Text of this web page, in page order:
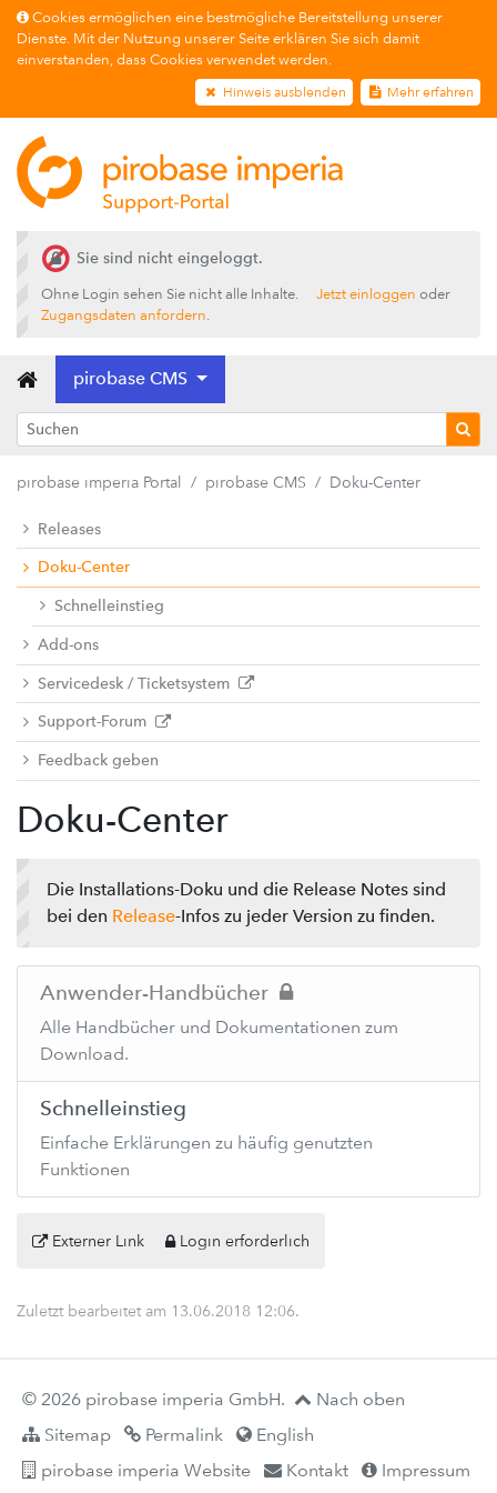
Cookies ermöglichen eine bestmögliche Bereitstellung unserer
Dienste. Mit der Nutzung unserer Seite erklären Sie sich damit
einverstanden, dass Cookies verwendet werden.
Hinweis ausblenden Mehr erfahren
Sie sind nicht eingeloggt.
Ohne Login sehen Sie nicht alle Inhalte. Jetzt einloggen oder
Zugangsdaten anfordern.
pirobase CMS
pirobase imperia Portal pirobase CMS Doku-Center
Releases
Doku-Center
Schnelleinstieg
Add-ons
Servicedesk / Ticketsystem
Support-Forum
Feedback geben
Doku-Center
Die Installations-Doku und die Release Notes sind
bei den Release-Infos zu jeder Version zu finden.
Anwender-Handbücher
Alle Handbücher und Dokumentationen zum
Download.
Schnelleinstieg
Einfache Erklärungen zu häufig genutzten
Funktionen
Externer Link Login erforderlich
Zuletzt bearbeitet am 13.06.2018 12:06.
© 2026 pirobase imperia GmbH.
Nach oben
Sitemap
Permalink
English
pirobase imperia Website
Kontakt Impressum